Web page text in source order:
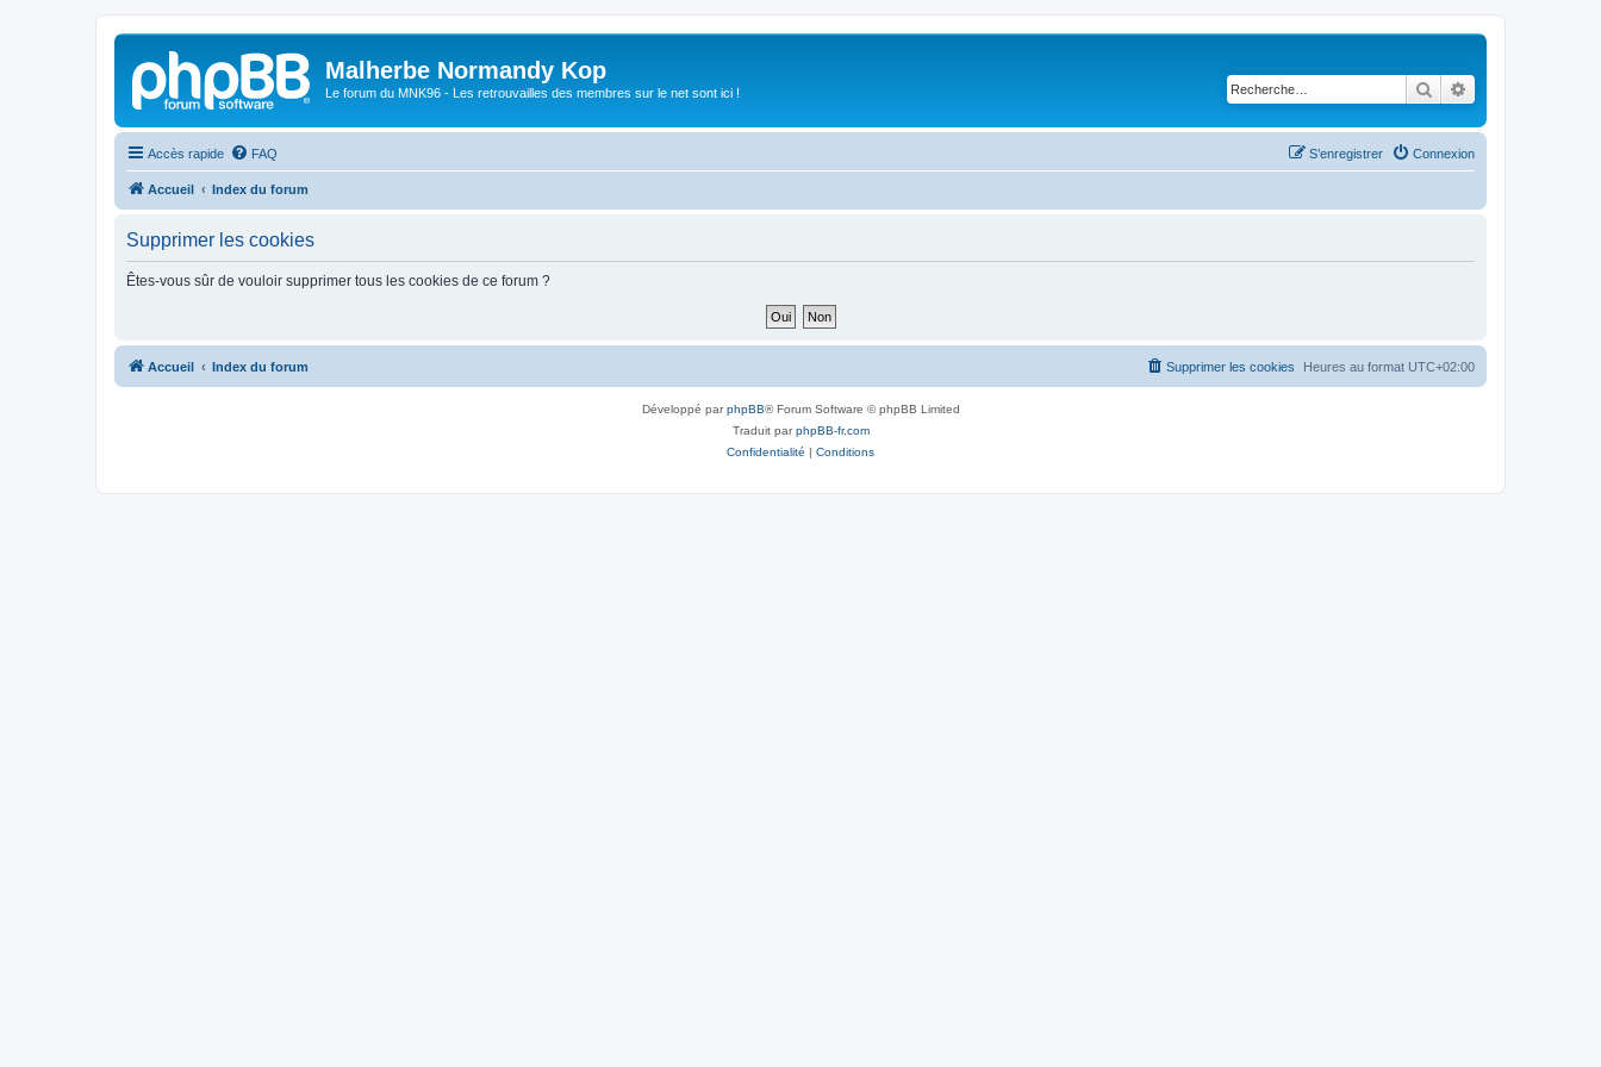
Malherbe Normandy Kop
Le forum du MNK96 - Les retrouvailles des membres sur le net sont ici ! Rechercher
Accès rapide FAQ Connexion
S’enregistrer
Accueil Index du forum
Supprimer les cookies
Êtes-vous sûr de vouloir supprimer tous les cookies de ce forum ?
Accueil Index du forum Heures au format UTC+02:00
Supprimer les cookies
Développé parphpBB® Forum Software © phpBB Limited
Traduit parphpBB-fr.com
Confidentialité | Conditions